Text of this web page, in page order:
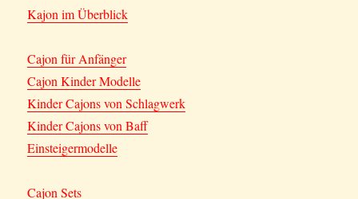
Kajon im Überblick
Cajon für Anfänger
Cajon Kinder Modelle
Kinder Cajons von Schlagwerk
Kinder Cajons von Baff
Einsteigermodelle
Cajon Sets